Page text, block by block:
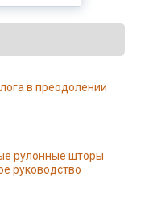
в преодолении
рулонные шторы
руководство